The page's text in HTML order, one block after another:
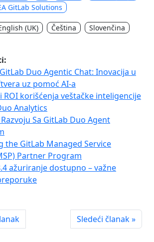
GitLab Solutions
(UK) Čeština
Slovenčina
Duo Agentic Chat: Inovacija u
uz pomoć AI-a
ROI korišćenja veštačke inteligencije
Analytics
Sa GitLab Duo Agent
the GitLab Managed Service
Partner Program
ažuriranje dostupno – važne
Sledeći članak »